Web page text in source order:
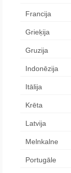
Francija
Grieķija
Gruzija
Indonēzija
Itālija
Krēta
Latvija
Melnkalne
Portugāle